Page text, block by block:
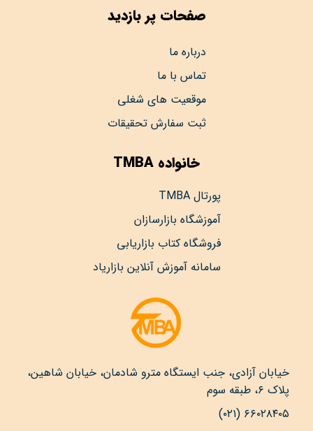
صفحات پر بازدید
درباره ما
تماس با ما
موقعیت های شغلی
ثبت سفارش تحقیقات
خانواده TMBA
پورتال TMBA
آموزشگاه بازارسازان
فروشگاه کتاب بازاریابی
سامانه آموزش آنلاین بازاریاد
خیابان آزادی، جنب ایستگاه مترو شادمان، خیابان شاهین،
پلاک ۶، طبقه سوم
۶۶۰۲۸۴۰۵ (۰۲۱)